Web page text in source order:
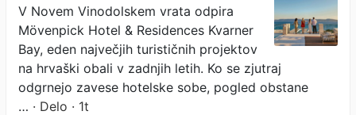
V Novem Vinodolskem vrata odpira
Mövenpick Hotel & Residences Kvarner
Bay, eden največjih turističnih projektov
na hrvaški obali v zadnjih letih. Ko se zjutraj
odgrnejo zavese hotelske sobe, pogled obstane
… · Delo · 1t